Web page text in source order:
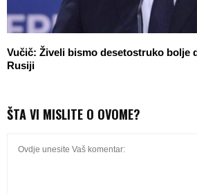
Vučič: Živeli bismo desetostruko bolje
Rusiji
ŠTA VI MISLITE O OVOME?